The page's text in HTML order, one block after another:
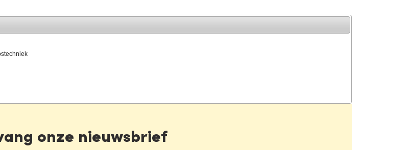
onze nieuwsbrief